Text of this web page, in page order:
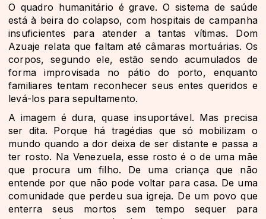
O quadro humanitário é grave. O sistema de saúde
está à beira do colapso, com hospitais de campanha
insuficientes para atender a tantas vítimas. Dom
Azuaje relata que faltam até câmaras mortuárias. Os
corpos, segundo ele, estão sendo acumulados de
forma improvisada no pátio do porto, enquanto
familiares tentam reconhecer seus entes queridos e
levá-los para sepultamento.
A imagem é dura, quase insuportável. Mas precisa
ser dita. Porque há tragédias que só mobilizam o
mundo quando a dor deixa de ser distante e passa a
ter rosto. Na Venezuela, esse rosto é o de uma mãe
que procura um filho. De uma criança que não
entende por que não pode voltar para casa. De uma
comunidade que perdeu sua igreja. De um povo que
enterra seus mortos sem tempo sequer para